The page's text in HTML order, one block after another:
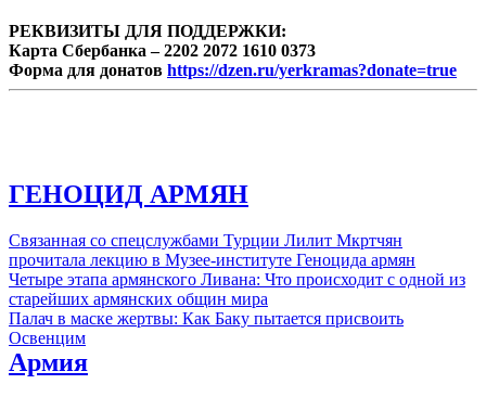
РЕКВИЗИТЫ ДЛЯ ПОДДЕРЖКИ:
Карта Сбербанка – 2202 2072 1610 0373
Форма для донатов https://dzen.ru/yerkramas?donate=true
ГЕНОЦИД АРМЯН
Связанная со спецслужбами Турции Лилит Мкртчян
прочитала лекцию в Музее-институте Геноцида армян
Четыре этапа армянского Ливана: Что происходит с одной из
старейших армянских общин мира
Палач в маске жертвы: Как Баку пытается присвоить
Освенцим
Армия